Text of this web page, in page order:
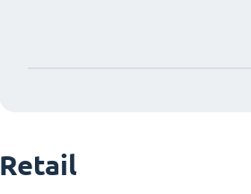
Retail